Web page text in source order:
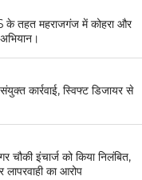
के तहत महराजगंज में कोहरा और
कार्रवाई, स्विफ्ट डिजायर से
चौकी इंचार्ज को किया निलंबित,
लापरवाही का आरोप